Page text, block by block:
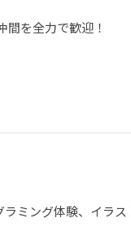
を全力で歓迎！
ラミング体験、イラ